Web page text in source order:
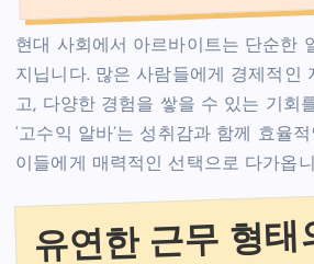
현대 사회에서 아르바이트는 단순한
지닙니다. 많은 사람들에게 경제적인
고, 다양한 경험을 쌓을 수 있는 기회
‘고수익 알바’는 성취감과 함께 효율
이들에게 매력적인 선택으로 다가옵
유연한 근무 형태